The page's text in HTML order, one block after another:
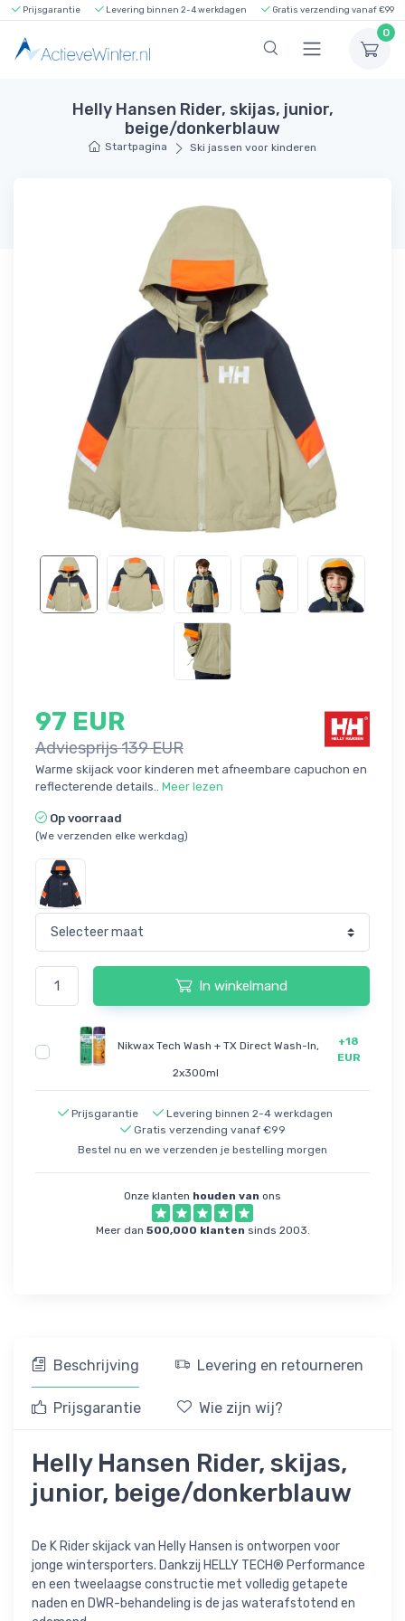
Prijsgarantie Levering binnen 2-4 werkdagen Gratis verzending vanaf €99
0
Helly Hansen Rider, skijas, junior,
beige/donkerblauw
Startpagina Ski jassen voor kinderen
97 EUR
Adviesprijs 139 EUR
Warme skijack voor kinderen met afneembare capuchon en
reflecterende details.. Meer lezen
Op voorraad
(We verzenden elke werkdag)
In winkelmand
Nikwax Tech Wash + TX Direct Wash-In,
2x300ml
+18
EUR
Prijsgarantie
Levering binnen 2-4 werkdagen
Gratis verzending vanaf €99
Bestel nu en we verzenden je bestelling morgen
Onze klanten houden van ons
Meer dan 500,000 klanten sinds 2003.
Beschrijving Levering en retourneren
Prijsgarantie Wie zijn wij?
Helly Hansen Rider, skijas,
junior, beige/donkerblauw
De K Rider skijack van Helly Hansen is ontworpen voor
jonge wintersporters. Dankzij HELLY TECH® Performance
en een tweelaagse constructie met volledig getapete
naden en DWR-behandeling is de jas waterafstotend en